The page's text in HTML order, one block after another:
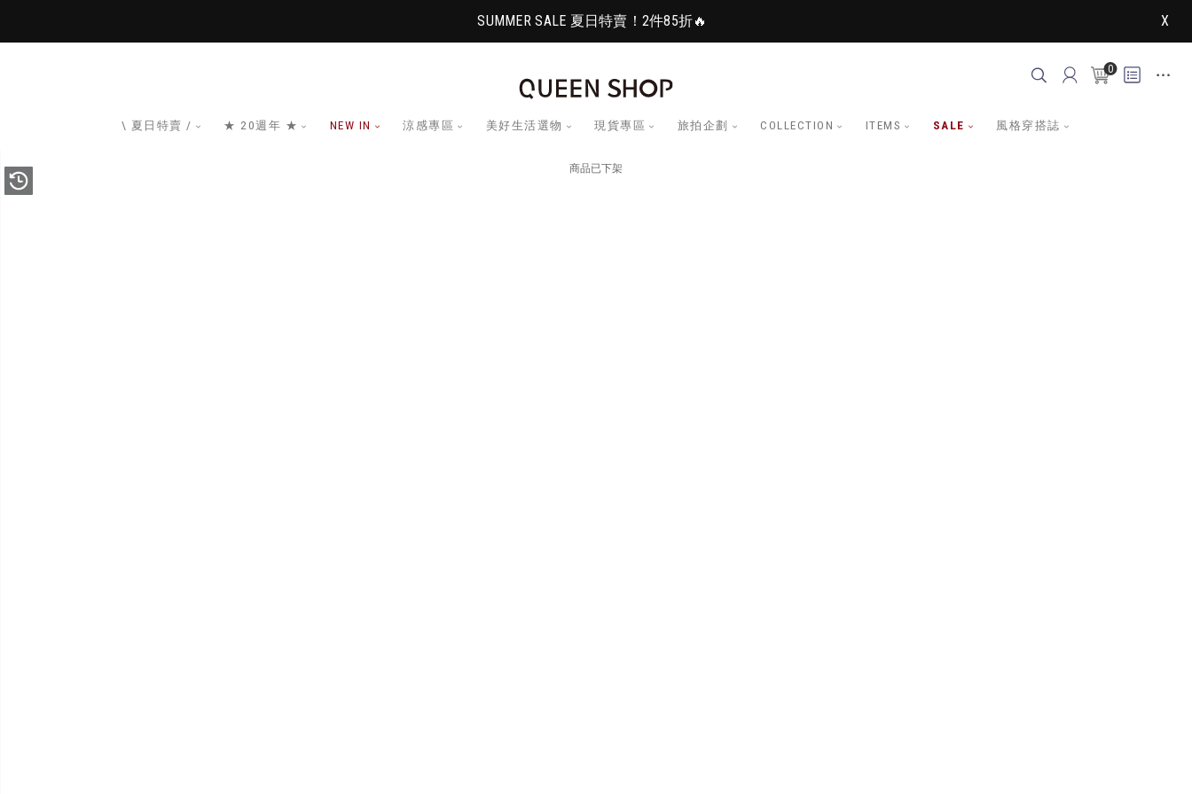
SUMMER SALE 夏日特賣！2件85折🔥 X
0
\ 夏日特賣 / ★ 20週年 ★ NEW IN 涼感專區 美好生活選物 現貨專區 旅拍企劃 COLLECTION ITEMS SALE 風格穿搭誌
商品已下架